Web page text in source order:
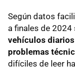
Según datos
a finales de 2024
vehículos
problemas
difíciles de leer